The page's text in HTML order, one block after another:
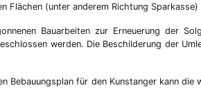
Flächen (unter anderem Richtung
Bauarbeiten zur Erneuerung der
werden. Die Beschilderung der
für den Kunstanger kann die